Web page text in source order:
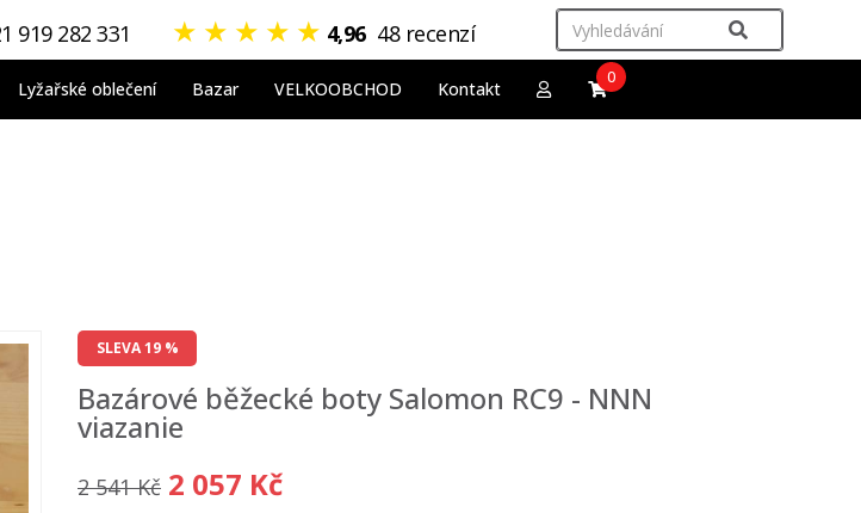
919 282 331 ★ ★ ★ ★ ★ 4,96 48 recenzí
Lyžařské oblečení Bazar VELKOOBCHOD Kontakt
0
SLEVA 19 %
Bazárové běžecké boty Salomon RC9 - NNN
viazanie
2 541 Kč 2 057 Kč